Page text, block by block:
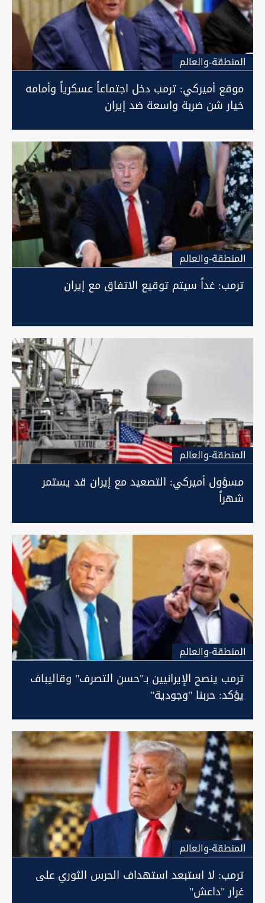
المنطقة-والعالم
موقع أميركي: ترمب دخل اجتماعاً عسكرياً وأمامه
خيار شن ضربة واسعة ضد إيران
المنطقة-والعالم
ترمب: غداً سيتم توقيع الاتفاق مع إيران
المنطقة-والعالم
مسؤول أميركي: التصعيد مع إيران قد يستمر
شهراً
المنطقة-والعالم
ترمب ينصح الإيرانيين بـ"حسن التصرف" وقاليباف
يؤكد: حربنا "وجودية"
المنطقة-والعالم
ترمب: لا استبعد استهداف الحرس الثوري على
غرار "داعش"